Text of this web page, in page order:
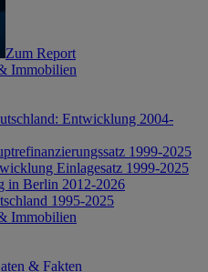
Zum Report
Immobilien
Entwicklung 2004-
1999-2025
Einlagesatz 1999-2025
in Berlin 2012-2026
1995-2025
Immobilien
& Fakten